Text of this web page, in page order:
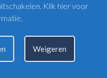
Klik hier voor
Weigeren